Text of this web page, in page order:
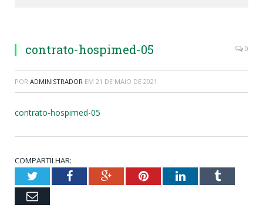
contrato-hospimed-05 0
POR ADMINISTRADOR EM 21 DE MAIO DE 2021
contrato-hospimed-05
COMPARTILHAR:
TwitterFacebookGoogle+PinterestLinkedInTumblr
Email